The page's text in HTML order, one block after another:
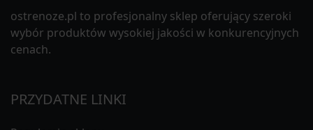
ostrenoze.pl to profesjonalny sklep oferujący szeroki
wybór produktów wysokiej jakości w konkurencyjnych
cenach.
PRZYDATNE LINKI